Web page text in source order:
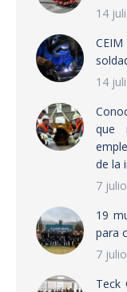
14
14
que
de la
7
19
para
7
Teck